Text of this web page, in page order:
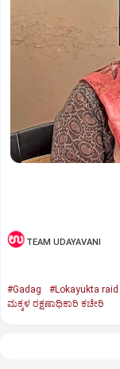
TEAM UDAYAVANI
#Gadag #Lokayukta raid
ಮಕ್ಕಳ ರಕ್ಷಣಾಧಿಕಾರಿ ಕಚೇರಿ